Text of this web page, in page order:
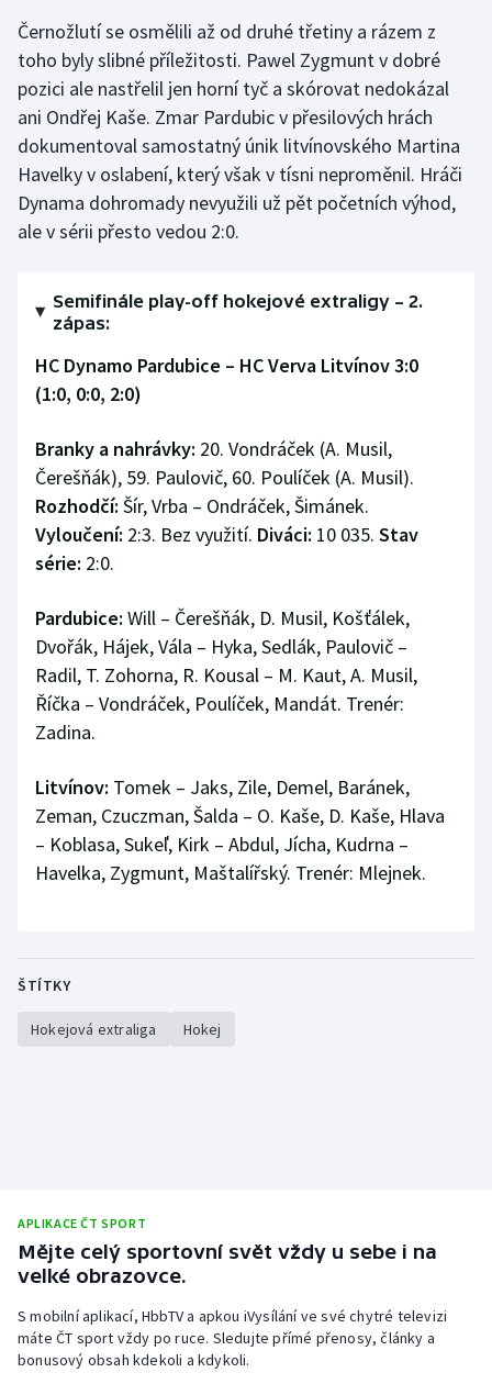
Rychlobruslení
Rychlostní kanoistika
Short track
Sportovní střelba
Stolní tenis
Triatlon
Vodní slalom
Volejbal
Ostatní
Černožlutí se osmělili až od druhé třetiny a rázem z
toho byly slibné příležitosti. Pawel Zygmunt v dobré
pozici ale nastřelil jen horní tyč a skórovat nedokázal
ani Ondřej Kaše. Zmar Pardubic v přesilových hrách
dokumentoval samostatný únik litvínovského Martina
Havelky v oslabení, který však v tísni neproměnil. Hráči
Dynama dohromady nevyužili už pět početních výhod,
ale v sérii přesto vedou 2:0.
Semifinále play-off hokejové extraligy – 2.
zápas:
HC Dynamo Pardubice – HC Verva Litvínov 3:0
(1:0, 0:0, 2:0)
Branky a nahrávky: 20. Vondráček (A. Musil,
Čerešňák), 59. Paulovič, 60. Poulíček (A. Musil).
Rozhodčí: Šír, Vrba – Ondráček, Šimánek.
Vyloučení: 2:3. Bez využití. Diváci: 10 035. Stav
série: 2:0.
Pardubice: Will – Čerešňák, D. Musil, Košťálek,
Dvořák, Hájek, Vála – Hyka, Sedlák, Paulovič –
Radil, T. Zohorna, R. Kousal – M. Kaut, A. Musil,
Říčka – Vondráček, Poulíček, Mandát. Trenér:
Zadina.
Litvínov: Tomek – Jaks, Zile, Demel, Baránek,
Zeman, Czuczman, Šalda – O. Kaše, D. Kaše, Hlava
– Koblasa, Sukeľ, Kirk – Abdul, Jícha, Kudrna –
Havelka, Zygmunt, Maštalířský. Trenér: Mlejnek.
ŠTÍTKY
Hokejová extraliga Hokej
APLIKACE ČT SPORT
Mějte celý sportovní svět vždy u sebe i na
velké obrazovce.
S mobilní aplikací, HbbTV a apkou iVysílání ve své chytré televizi
máte ČT sport vždy po ruce. Sledujte přímé přenosy, články a
bonusový obsah kdekoli a kdykoli.